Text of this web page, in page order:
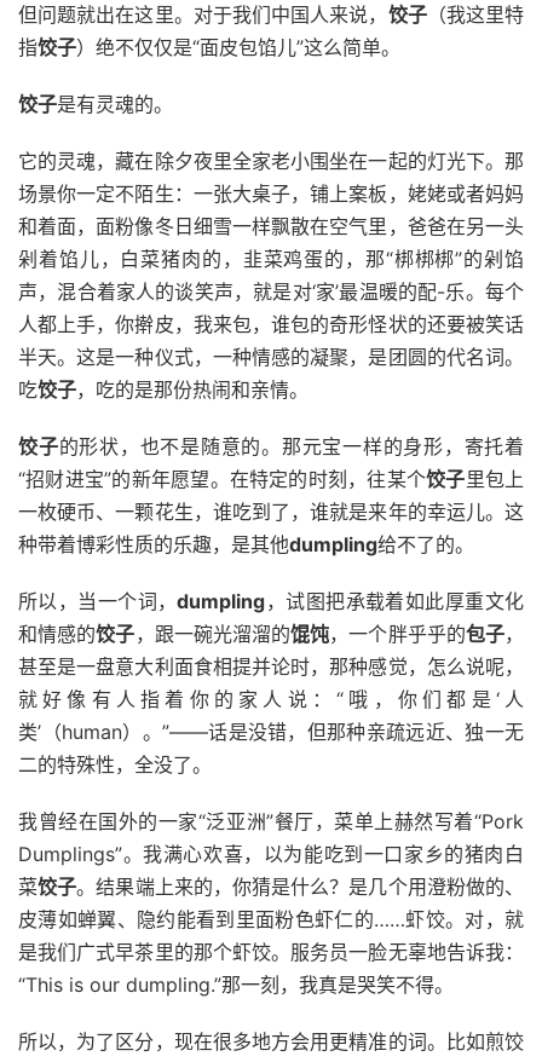
但问题就出在这里。对于我们中国人来说， 饺子（我这里特
指饺子）绝不仅仅是“面皮包馅儿”这么简单。
饺子是有灵魂的。
它的灵魂，藏在除夕夜里全家老小围坐在一起的灯光下。那
场景你一定不陌生：一张大桌子，铺上案板，姥姥或者妈妈
和着面，面粉像冬日细雪一样飘散在空气里，爸爸在另一头
剁着馅儿，白菜猪肉的，韭菜鸡蛋的，那“梆梆梆”的剁馅
声，混合着家人的谈笑声，就是对‘家’最温暖的配-乐。每个
人都上手，你擀皮，我来包，谁包的奇形怪状的还要被笑话
半天。这是一种仪式，一种情感的凝聚，是团圆的代名词。
吃饺子，吃的是那份热闹和亲情。
饺子的形状，也不是随意的。那元宝一样的身形，寄托着
“招财进宝”的新年愿望。在特定的时刻，往某个饺子里包上
一枚硬币、一颗花生，谁吃到了，谁就是来年的幸运儿。这
种带着博彩性质的乐趣，是其他dumpling给不了的。
所以，当一个词，dumpling，试图把承载着如此厚重文化
和情感的饺子，跟一碗光溜溜的馄饨，一个胖乎乎的包子，
甚至是一盘意大利面食相提并论时，那种感觉，怎么说呢，
就好像有人指着你的家人说：“哦，你们都是‘人
类’（human）。”——话是没错，但那种亲疏远近、独一无
二的特殊性，全没了。
我曾经在国外的一家“泛亚洲”餐厅，菜单上赫然写着“Pork
Dumplings”。我满心欢喜，以为能吃到一口家乡的猪肉白
菜饺子。结果端上来的，你猜是什么？是几个用澄粉做的、
皮薄如蝉翼、隐约能看到里面粉色虾仁的……虾饺。对，就
是我们广式早茶里的那个虾饺。服务员一脸无辜地告诉我：
“This is our dumpling.”那一刻，我真是哭笑不得。
所以，为了区分，现在很多地方会用更精准的词。比如煎饺